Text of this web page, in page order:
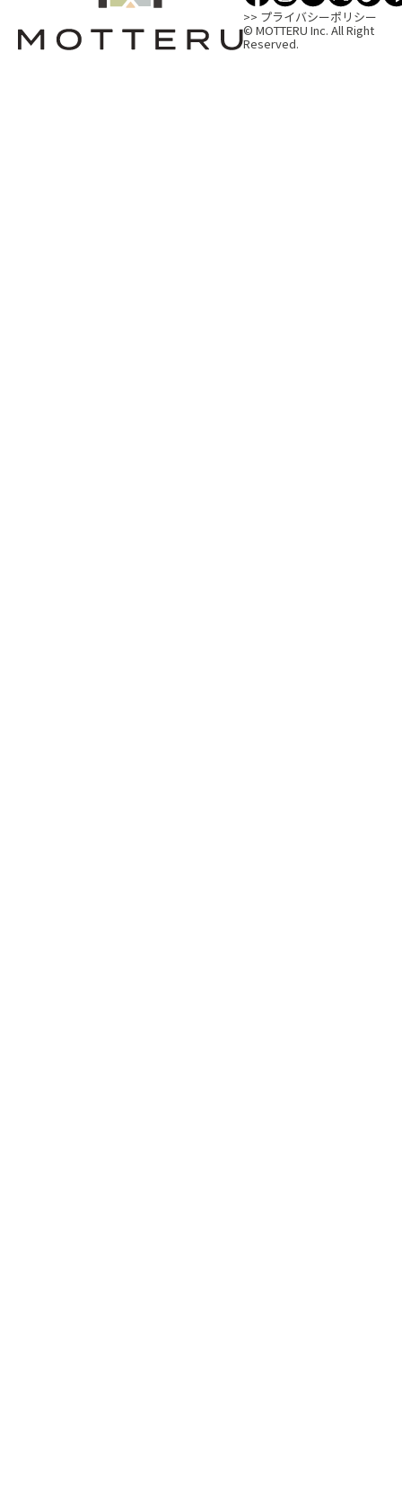
>> プライバシーポリシー
© MOTTERU Inc. All Right
Reserved.